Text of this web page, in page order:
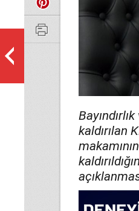
kaldırılan